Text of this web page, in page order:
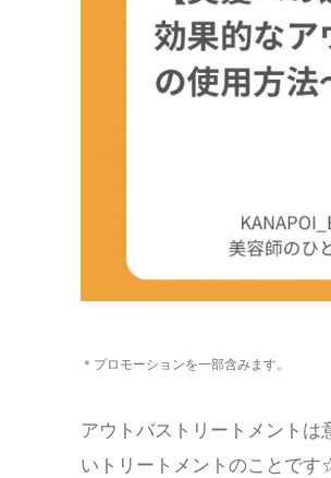
＊プロモーションを一部含みます。
アウトバストリートメントは
いトリートメントのことで